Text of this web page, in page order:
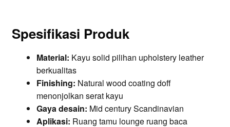
Spesifikasi Produk
Material: Kayu solid pilihan upholstery leather
berkualitas
Finishing: Natural wood coating doff
menonjolkan serat kayu
Gaya desain: Mid century Scandinavian
Aplikasi: Ruang tamu lounge ruang baca